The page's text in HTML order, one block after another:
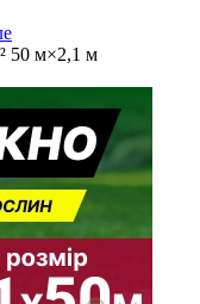
50 м×2,1 м